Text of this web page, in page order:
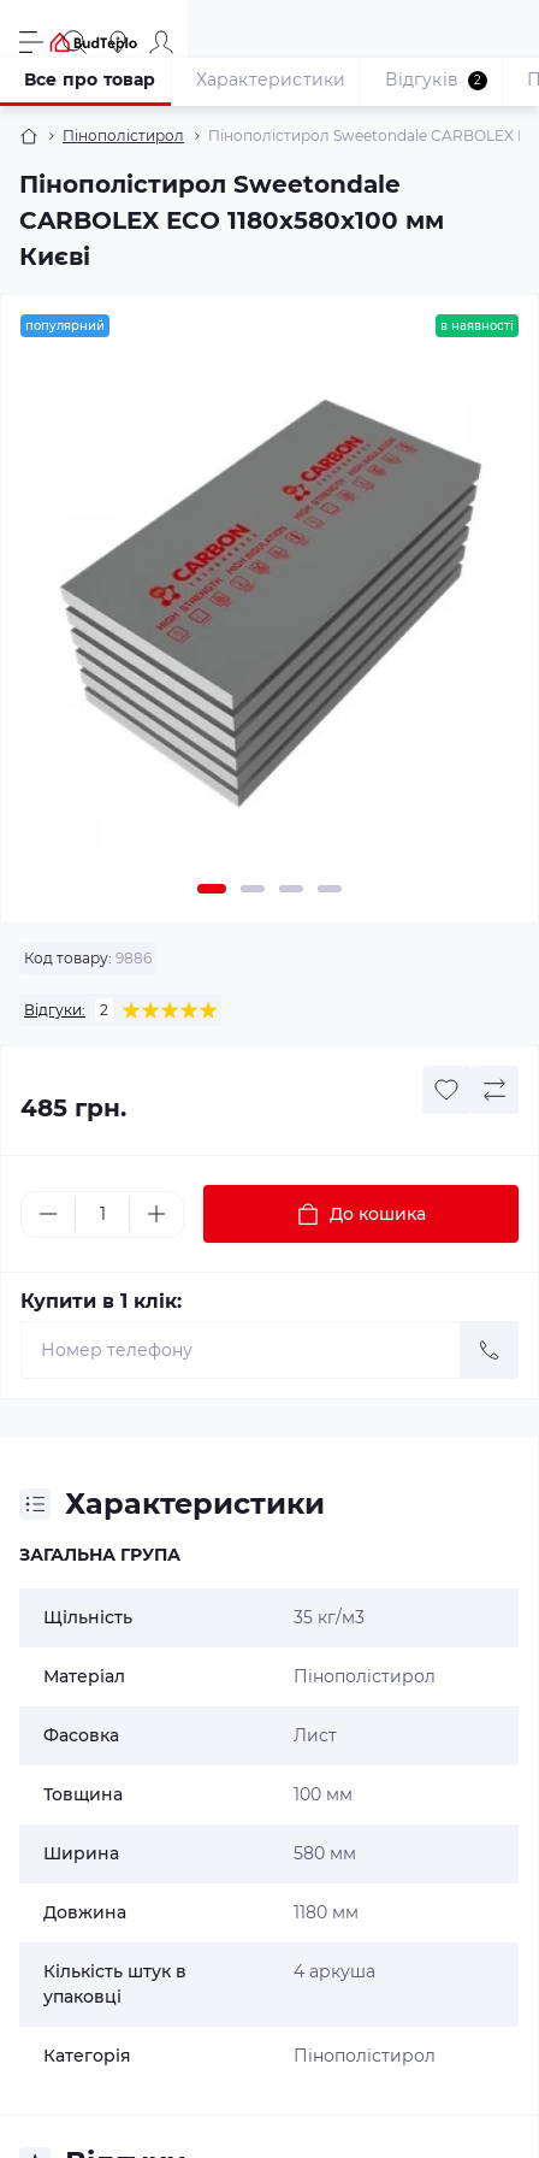
Пінополістирол Пінополістирол Sweetondale CARBOLEX
Пінополістирол Sweetondale
CARBOLEX ECO 1180x580x100 мм
Києві
Все про товар Характеристики Відгуків 2
популярний в наявності
Код товару: 9886
Відгуки: 2
485 грн.
До кошика
Купити в 1 клік:
Характеристики
ЗАГАЛЬНА ГРУПА
Щільність 35 кг/м3
Матеріал Пінополістирол
Фасовка Лист
Товщина 100 мм
Ширина 580 мм
Довжина 1180 мм
Кількість штук в
упаковці
4 аркуша
Категорія Пінополістирол